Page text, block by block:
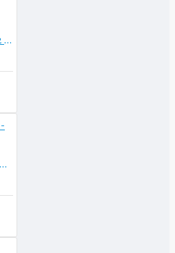
EZS / EIS - A2469054702 FBS4
Антенен усилвател - A1669061200